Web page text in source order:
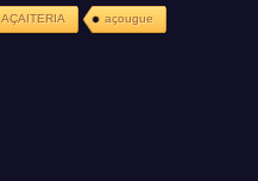
AÇAITERIA açougue